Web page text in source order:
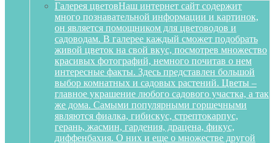
Галерея цветовНаш интернет сайт содержит
много познавательной информации и картинок,
он является помощником для цветоводов и
садоводам. В галерее каждый сможет подобрать
живой цветок на свой вкус, посмотрев множество
красивых фотографий, немного почитав о нем
интересные факты. Здесь представлен большой
выбор комнатных и садовых растений. Цветы –
главное украшение любого садового участка, а так
же дома. Самыми популярными горшечными
являются фиалка, гибискус, стрептокарпус,
герань, жасмин, гардения, драцена, фикус,
диффенбахия. О них и еще о множестве другой